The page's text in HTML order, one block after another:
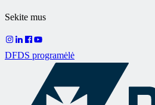
Sekite mus
DFDS programėlė